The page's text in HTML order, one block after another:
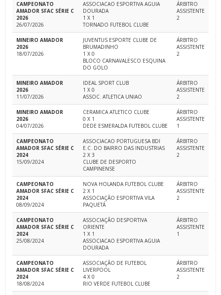
CAMPEONATO
AMADOR SFAC SÉRIE C
2026
26/07/2026
ASSOCIACAO ESPORTIVA AGUIA
DOURADA
1 X 1
TORNADO FUTEBOL CLUBE
ÁRBITRO
ASSISTENTE
2
MINEIRO AMADOR
2026
18/07/2026
JUVENTUS ESPORTE CLUBE DE
BRUMADINHO
1 X 0
BLOCO CARNAVALESCO ESQUINA
DO GOLO
ÁRBITRO
ASSISTENTE
2
MINEIRO AMADOR
2026
11/07/2026
IDEAL SPORT CLUB
1 X 0
ASSOC. ATLETICA UNIAO
ÁRBITRO
ASSISTENTE
2
MINEIRO AMADOR
2026
04/07/2026
CERAMICA ATLETICO CLUBE
0 X 1
DEDE ESMERALDA FUTEBOL CLUBE
ÁRBITRO
ASSISTENTE
1
CAMPEONATO
AMADOR SFAC SÉRIE C
2024
15/09/2024
ASSOCIACAO PORTUGUESA BDI
E.C. DO BAIRRO DAS INDUSTRIAS
2 X 3
CLUBE DE DESPORTO
CAMPINENSE
ÁRBITRO
ASSISTENTE
2
CAMPEONATO
AMADOR SFAC SÉRIE C
2024
08/09/2024
NOVA HOLANDA FUTEBOL CLUBE
2 X 1
ASSOCIAÇÃO ESPORTIVA VILA
PAQUETÁ
ÁRBITRO
ASSISTENTE
2
CAMPEONATO
AMADOR SFAC SÉRIE C
2024
25/08/2024
ASSOCIAÇÃO DESPORTIVA
ORIENTE
1 X 1
ASSOCIACAO ESPORTIVA AGUIA
DOURADA
ÁRBITRO
ASSISTENTE
1
CAMPEONATO
AMADOR SFAC SÉRIE C
2024
18/08/2024
ASSOCIAÇÃO DE FUTEBOL
LIVERPOOL
4 X 0
RIO VERDE FUTEBOL CLUBE
ÁRBITRO
ASSISTENTE
2